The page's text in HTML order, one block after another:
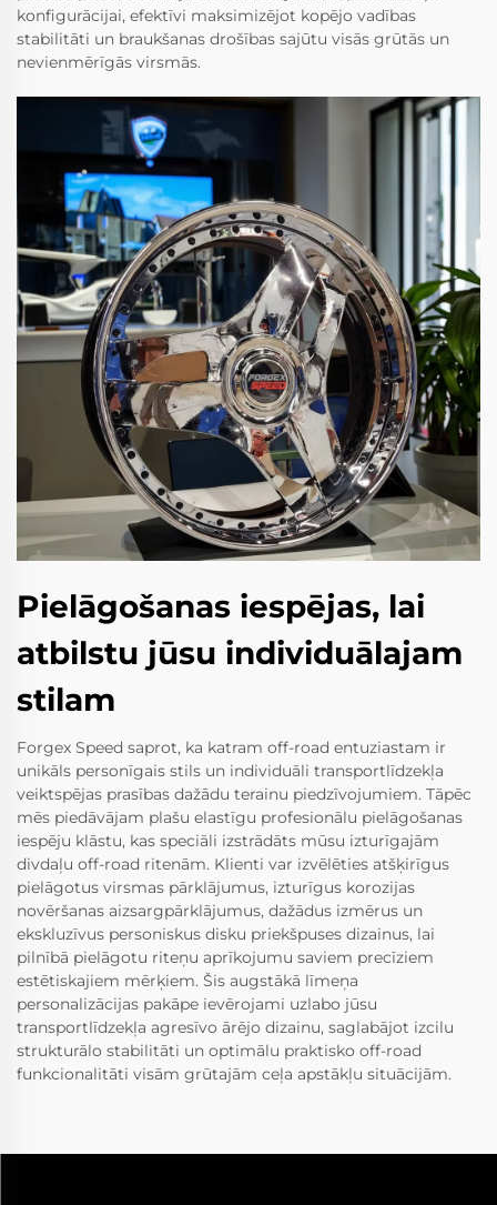
konfigurācijai, efektīvi maksimizējot kopējo vadības
stabilitāti un braukšanas drošības sajūtu visās grūtās un
nevienmērīgās virsmās.
Pielāgošanas iespējas, lai
atbilstu jūsu individuālajam
stilam
Forgex Speed saprot, ka katram off-road entuziastam ir
unikāls personīgais stils un individuāli transportlīdzekļa
veiktspējas prasības dažādu terainu piedzīvojumiem. Tāpēc
mēs piedāvājam plašu elastīgu profesionālu pielāgošanas
iespēju klāstu, kas speciāli izstrādāts mūsu izturīgajām
divdaļu off-road ritenām. Klienti var izvēlēties atšķirīgus
pielāgotus virsmas pārklājumus, izturīgus korozijas
novēršanas aizsargpārklājumus, dažādus izmērus un
ekskluzīvus personiskus disku priekšpuses dizainus, lai
pilnībā pielāgotu riteņu aprīkojumu saviem precīziem
estētiskajiem mērķiem. Šis augstākā līmeņa
personalizācijas pakāpe ievērojami uzlabo jūsu
transportlīdzekļa agresīvo ārējo dizainu, saglabājot izcilu
strukturālo stabilitāti un optimālu praktisko off-road
funkcionalitāti visām grūtajām ceļa apstākļu situācijām.